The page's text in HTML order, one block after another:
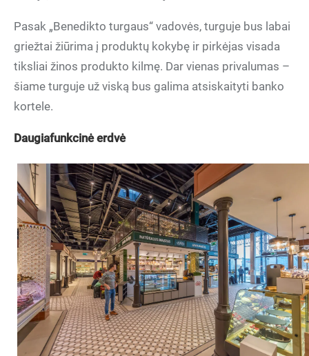
Pasak „Benedikto turgaus“ vadovės, turguje bus labai
griežtai žiūrima į produktų kokybę ir pirkėjas visada
tiksliai žinos produkto kilmę. Dar vienas privalumas –
šiame turguje už viską bus galima atsiskaityti banko
kortele.
Daugiafunkcinė erdvė